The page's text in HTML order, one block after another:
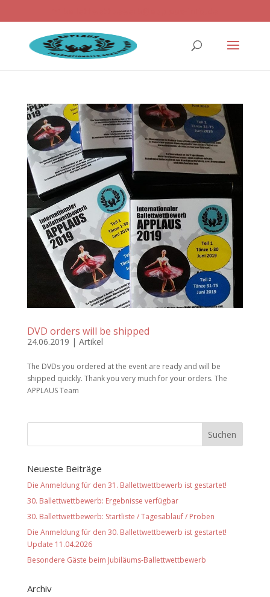
DVD orders will be shipped
24.06.2019 | Artikel
The DVDs you ordered at the event are ready and will be
shipped quickly. Thank you very much for your orders. The
APPLAUS Team
Neueste Beiträge
Die Anmeldung für den 31. Ballettwettbewerb ist gestartet!
30. Ballettwettbewerb: Ergebnisse verfügbar
30. Ballettwettbewerb: Startliste / Tagesablauf / Proben
Die Anmeldung für den 30. Ballettwettbewerb ist gestartet!
Update 11.04.2026
Besondere Gäste beim Jubiläums-Ballettwettbewerb
Archiv